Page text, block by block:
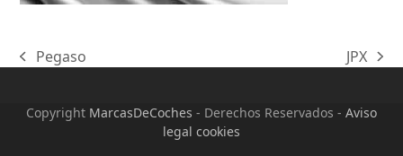
previous
Pegaso
next
JPX
Copyright MarcasDeCoches - Derechos Reservados - Aviso
legal cookies